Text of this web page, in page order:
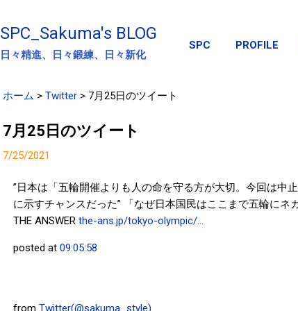
SPC_Sakuma's BLOG
日々精進、日々鍛練、日々新化
SPC PROFILE
ホーム > Twitter > 7月25日のツイート
7月25日のツイート
7/25/2021
”日本は「五輪開催よりも人の命を守る方が大切。今回は中
に示すチャンスだった” 「なぜ日本国民はここまで五輪に
THE ANSWER the-ans.jp/tokyo-olympic/…
posted at 09:05:58
from Twitter(@sakuma_style)